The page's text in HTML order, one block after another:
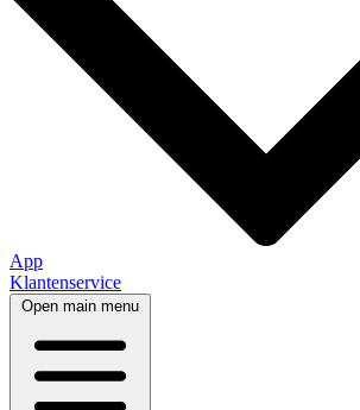
App
Klantenservice
Open main menu